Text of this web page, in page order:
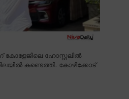
കോളേജിലെ ഹോസ്റ്റലിൽ
കണ്ടെത്തി. കോഴിക്കോട്